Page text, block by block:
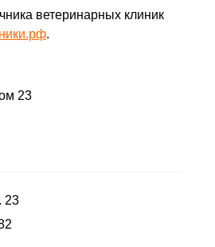
ветеринарных клиник
.
23
23